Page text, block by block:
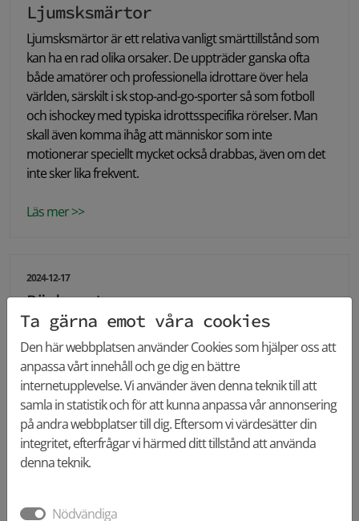
Ljumsksmärtor
Ljumsksmärtor är ett relativa vanligt smärttillstånd som
kan ha en rad olika orsaker. De uppträder ganska ofta
både amatörer och professionella idrottare över hela
världen, särskilt i sk stop-and-go-sporter så som fotboll
och ishockey med typiska idrottsspecifika rörelser. Man
skall även komma ihåg att människor som inte
motionerar speciellt mycket också drabbas, även om det
inte sker lika frekvent.
Läs mer >>
2024-12-17
Bäckenet
Ben Bäckenet består hos en vuxen människa av tre ben:
Höger och vänster höftben (os coxae) och korsbenet (os
sacrum). Höftbenet består fram till övre tonåren av tre
separata ben: Det övre tarmbenet (os ilium) samt nedtill,
ett främre blygdben (os pubis) och ett bakre sittben (os
ischii).
Läs mer >>
Ta gärna emot våra cookies
Den här webbplatsen använder Cookies som hjälper oss att
anpassa vårt innehåll och ge dig en bättre
internetupplevelse. Vi använder även denna teknik till att
samla in statistik och för att kunna anpassa vår annonsering
på andra webbplatser till dig. Eftersom vi värdesätter din
integritet, efterfrågar vi härmed ditt tillstånd att använda
denna teknik.
Nödvändiga